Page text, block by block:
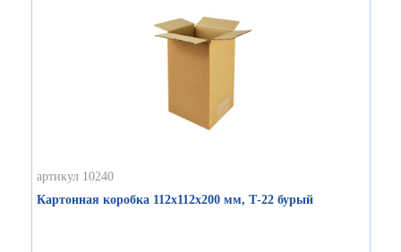
артикул 10240
Картонная коробка 112х112х200 мм, Т-22 бурый